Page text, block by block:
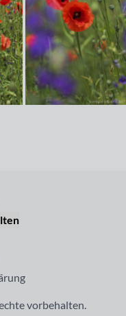
vorbehalten.